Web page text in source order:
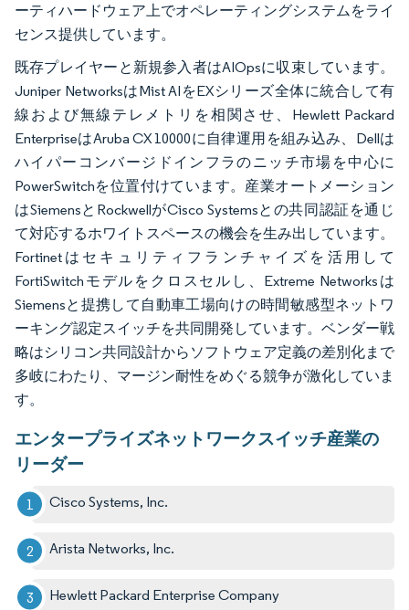
ーティハードウェア上でオペレーティングシステムをライ
センス提供しています。
既存プレイヤーと新規参入者はAIOpsに収束しています。
Juniper NetworksはMist AIをEXシリーズ全体に統合して有
線および無線テレメトリを相関させ、Hewlett Packard
EnterpriseはAruba CX 10000に自律運用を組み込み、Dellは
ハイパーコンバージドインフラのニッチ市場を中心に
PowerSwitchを位置付けています。産業オートメーション
はSiemensとRockwellがCisco Systemsとの共同認証を通じ
て対応するホワイトスペースの機会を生み出しています。
Fortinetはセキュリティフランチャイズを活用して
FortiSwitchモデルをクロスセルし、Extreme Networksは
Siemensと提携して自動車工場向けの時間敏感型ネットワ
ーキング認定スイッチを共同開発しています。ベンダー戦
略はシリコン共同設計からソフトウェア定義の差別化まで
多岐にわたり、マージン耐性をめぐる競争が激化していま
す。
エンタープライズネットワークスイッチ産業の
リーダー
Cisco Systems, Inc.
Arista Networks, Inc.
Hewlett Packard Enterprise Company